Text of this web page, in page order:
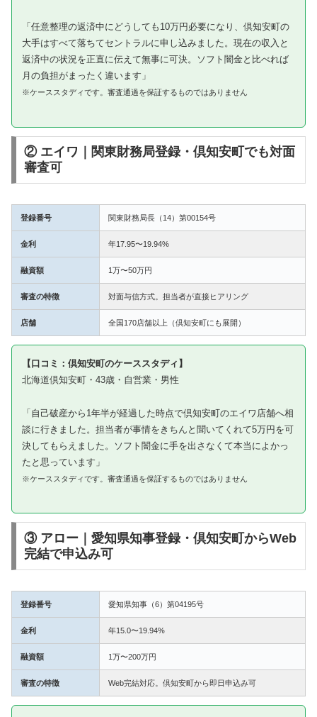
「任意整理の返済中にどうしても10万円必要になり、倶知安町の
大手はすべて落ちてセントラルに申し込みました。現在の収入と
返済中の状況を正直に伝えて無事に可決。ソフト闇金と比べれば
月の負担がまったく違います」
※ケーススタディです。審査通過を保証するものではありません
② エイワ｜関東財務局登録・倶知安町でも対面
審査可
登録番号 関東財務局長（14）第00154号
金利 年17.95〜19.94%
融資額 1万〜50万円
審査の特徴 対面与信方式。担当者が直接ヒアリング
店舗 全国170店舗以上（倶知安町にも展開）
【口コミ：倶知安町のケーススタディ】
北海道倶知安町・43歳・自営業・男性
「自己破産から1年半が経過した時点で倶知安町のエイワ店舗へ相
談に行きました。担当者が事情をきちんと聞いてくれて5万円を可
決してもらえました。ソフト闇金に手を出さなくて本当によかっ
たと思っています」
※ケーススタディです。審査通過を保証するものではありません
③ アロー｜愛知県知事登録・倶知安町からWeb
完結で申込み可
登録番号 愛知県知事（6）第04195号
金利 年15.0〜19.94%
融資額 1万〜200万円
審査の特徴 Web完結対応。倶知安町から即日申込み可